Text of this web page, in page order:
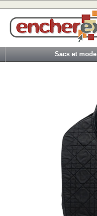
Sacs et mode